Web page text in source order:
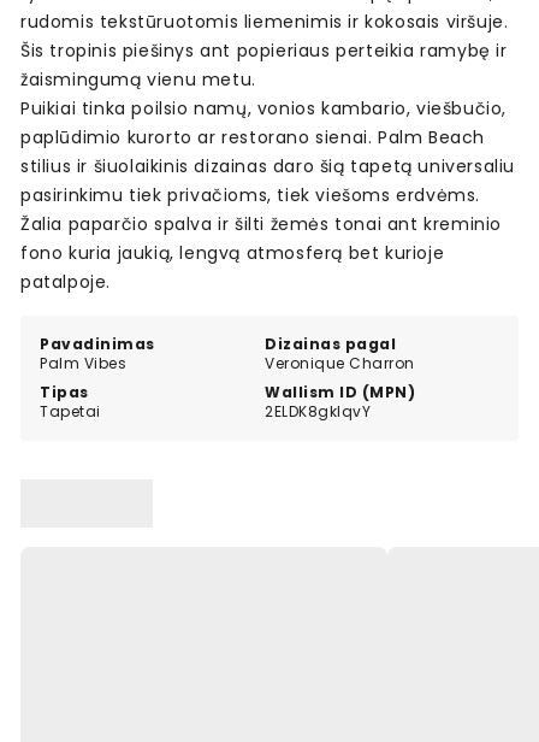
Pavadinimas
Palm Vibes
Dizainas pagal
Veronique Charron
Tipas
Tapetai
Wallism ID (MPN)
2ELDK8gklqvY
rudomis tekstūruotomis liemenimis ir kokosais viršuje.
Šis tropinis piešinys ant popieriaus perteikia ramybę ir
žaismingumą vienu metu.
Puikiai tinka poilsio namų, vonios kambario, viešbučio,
paplūdimio kurorto ar restorano sienai. Palm Beach
stilius ir šiuolaikinis dizainas daro šią tapetą universaliu
pasirinkimu tiek privačioms, tiek viešoms erdvėms.
Žalia paparčio spalva ir šilti žemės tonai ant kreminio
fono kuria jaukią, lengvą atmosferą bet kurioje
patalpoje.